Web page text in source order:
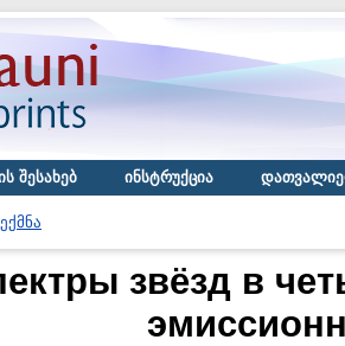
შესახებ ინსტრუქცია
звёзд в